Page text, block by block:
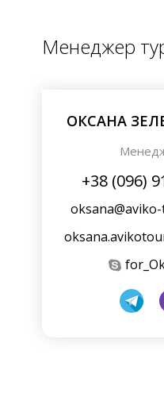
Менеджер
ОКСАНА
+38 (096)